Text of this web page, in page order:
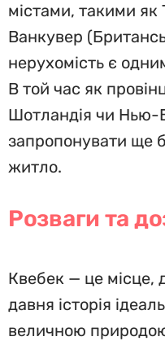
містами, такими як
Ванкувер
нерухомість є
В той час як
Шотландія чи Нью-
запропонувати ще
житло.
Розваги та
Квебек — це місце,
давня історія
величною